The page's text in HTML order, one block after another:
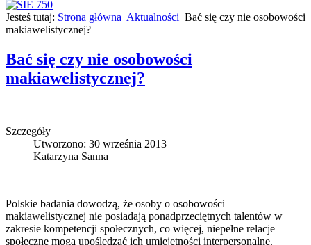
Jesteś tutaj: Strona główna Aktualności Bać się czy nie osobowości
makiawelistycznej?
Bać się czy nie osobowości
makiawelistycznej?
Szczegóły
Utworzono: 30 września 2013
Katarzyna Sanna
Polskie badania dowodzą, że osoby o osobowości
makiawelistycznej nie posiadają ponadprzeciętnych talentów w
zakresie kompetencji społecznych, co więcej, niepełne relacje
społeczne mogą upośledzać ich umiejętności interpersonalne.